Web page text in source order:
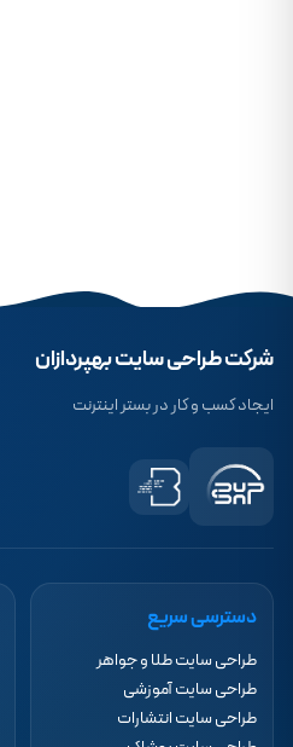
شرکت طراحی سایت بهپردازان
ایجاد کسب و کار در بستر اینترنت
دسترسی سریع
طراحی سایت طلا و جواهر
طراحی سایت آموزشی
طراحی سایت انتشارات